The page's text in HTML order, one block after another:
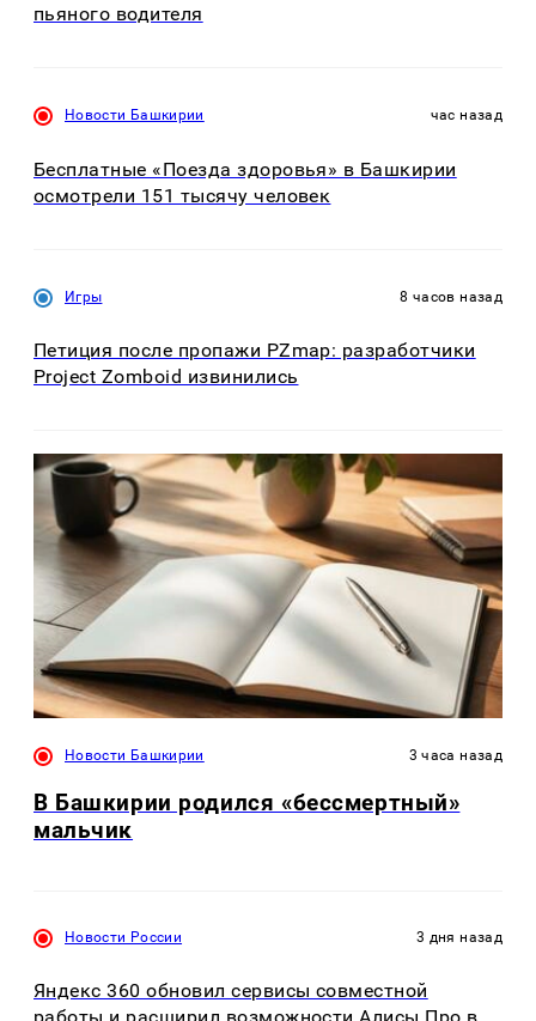
пьяного водителя
Новости Башкирии час назад
Бесплатные «Поезда здоровья» в Башкирии
осмотрели 151 тысячу человек
Игры 8 часов назад
Петиция после пропажи PZmap: разработчики
Project Zomboid извинились
Новости Башкирии 3 часа назад
В Башкирии родился «бессмертный»
мальчик
Новости России 3 дня назад
Яндекс 360 обновил сервисы совместной